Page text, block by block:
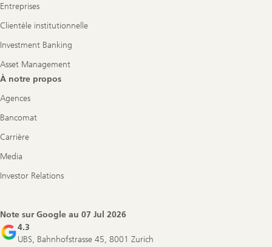
Entreprises
Clientèle institutionnelle
Investment Banking
Asset Management
À notre propos
Agences
Bancomat
Carrière
Media
Investor Relations
Note sur Google au 07 Jul 2026
4.3
UBS, Bahnhofstrasse 45, 8001 Zurich